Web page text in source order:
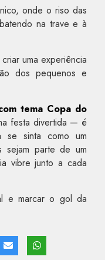
onde o riso das
na trave e à
uma experiência
dos pequenos e
tema Copa do
festa divertida — é
se sinta como um
sejam parte de um
vibre junto a cada
e marcar o gol da